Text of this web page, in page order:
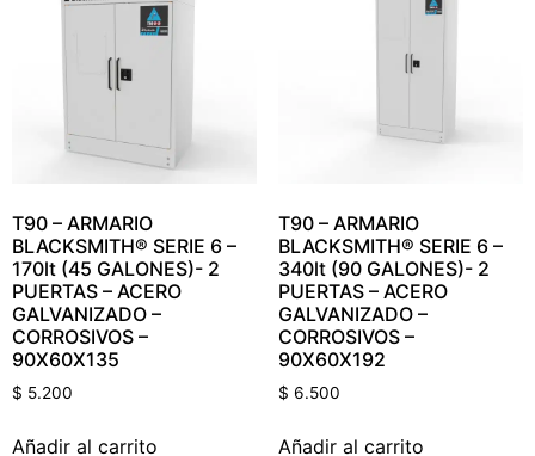
T90 – ARMARIO
BLACKSMITH® SERIE 6 –
170lt (45 GALONES)- 2
PUERTAS – ACERO
GALVANIZADO –
CORROSIVOS –
90X60X135
$ 5.200
Añadir al carrito
T90 – ARMARIO
BLACKSMITH® SERIE 6 –
340lt (90 GALONES)- 2
PUERTAS – ACERO
GALVANIZADO –
CORROSIVOS –
90X60X192
$ 6.500
Añadir al carrito